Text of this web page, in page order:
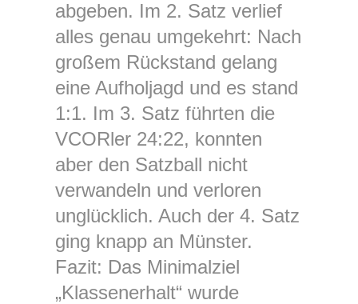
abgeben. Im 2. Satz verlief
alles genau umgekehrt: Nach
großem Rückstand gelang
eine Aufholjagd und es stand
1:1. Im 3. Satz führten die
VCORler 24:22, konnten
aber den Satzball nicht
verwandeln und verloren
unglücklich. Auch der 4. Satz
ging knapp an Münster.
Fazit: Das Minimalziel
„Klassenerhalt“ wurde